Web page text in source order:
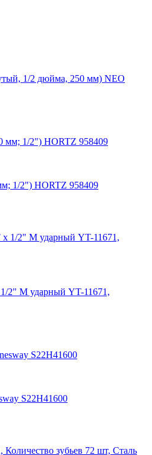
1/2 дюйма, 250 мм) NEO
1/2") HORTZ 958409
2" M ударный YT-11671,
S22H41600